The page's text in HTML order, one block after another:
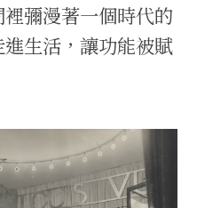
彌漫著一個時代的
生活，讓功能被賦